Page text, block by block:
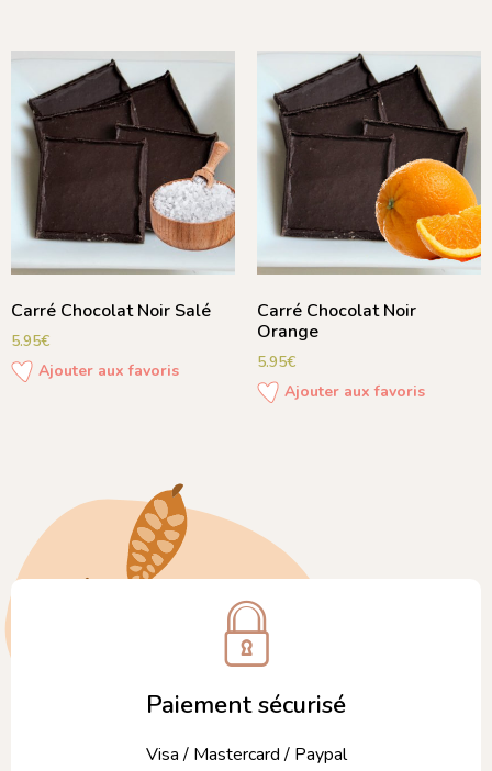
Carré Chocolat Noir Salé
5.95€
Ajouter aux favoris
Carré Chocolat Noir
Orange
5.95€
Ajouter aux favoris
Paiement sécurisé
Visa / Mastercard / Paypal